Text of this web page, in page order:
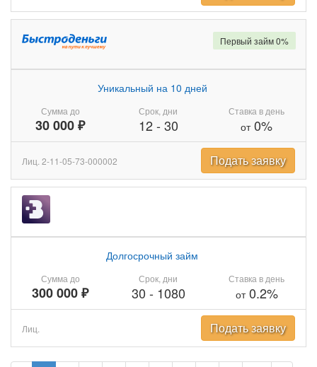
Сумма до
30 000 ₽
Уникальный на 10 дней
Срок, дни
12- 30
Ставка в день
от0%
Первый займ 0%
Лиц. 2-11-05-73-000002 Подать заявку
Сумма до
300 000 ₽
Долгосрочный займ
Срок, дни
30 - 1080
Ставка в день
от0.2%
Лиц. Подать заявку